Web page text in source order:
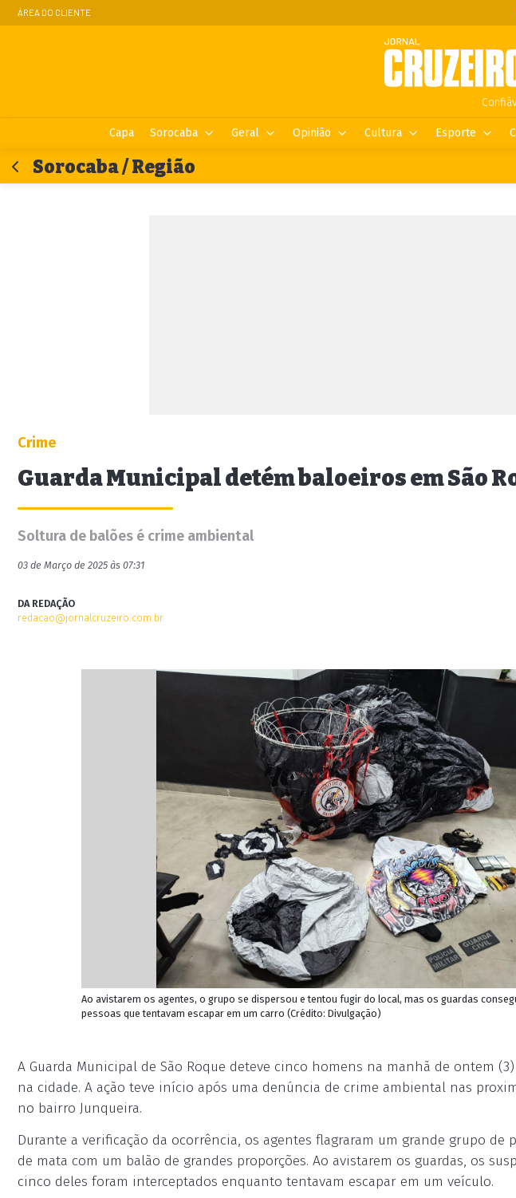
ÁREA DO CLIENTE
Capa Sorocaba Geral Opinião Cultura Esporte
Sorocaba / Região
Crime
Guarda Municipal detém baloeiros em São
Soltura de balões é crime ambiental
03 de Março de 2025 às 07:31
DA REDAÇÃO
redacao@jornalcruzeiro.com.br
Ao avistarem os agentes, o grupo se dispersou e tentou fugir do local, mas os guardas
pessoas que tentavam escapar em um carro (Crédito: Divulgação)
A Guarda Municipal de São Roque deteve cinco homens na manhã de ontem
na cidade. A ação teve início após uma denúncia de crime ambiental nas
no bairro Junqueira.
Durante a verificação da ocorrência, os agentes flagraram um grande grupo de
de mata com um balão de grandes proporções. Ao avistarem os guardas, os
cinco deles foram interceptados enquanto tentavam escapar em um veículo.